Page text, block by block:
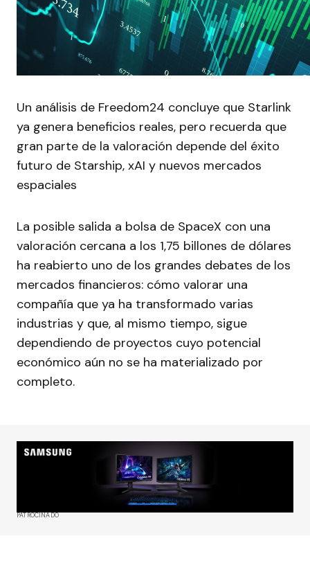
Un análisis de Freedom24 concluye que Starlink
ya genera beneficios reales, pero recuerda que
gran parte de la valoración depende del éxito
futuro de Starship, xAI y nuevos mercados
espaciales
La posible salida a bolsa de SpaceX con una
valoración cercana a los 1,75 billones de dólares
ha reabierto uno de los grandes debates de los
mercados financieros: cómo valorar una
compañía que ya ha transformado varias
industrias y que, al mismo tiempo, sigue
dependiendo de proyectos cuyo potencial
económico aún no se ha materializado por
completo.
PATROCINADO